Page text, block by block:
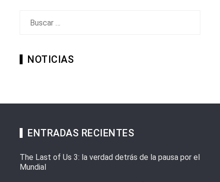
NOTICIAS
ENTRADAS RECIENTES
The Last of Us 3: la verdad detrás de la pausa por el
Mundial